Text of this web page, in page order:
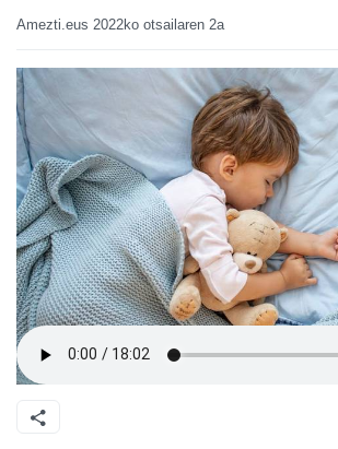
Amezti.eus 2022ko otsailaren 2a